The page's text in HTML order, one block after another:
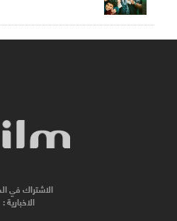
الاشتراك في
الاخبارية :